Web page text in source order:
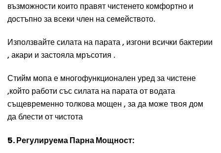
възможности които правят чистенето комфортно и
достъпно за всеки член на семейството.
Използвайте силата на парата , изгони всички бактерии
, акари и застояла мръсотия .
Стийм мопа е многофункционален уред за чистене
,който работи със силата на парата от водата
същевременно толкова мощен , за да може твоя дом
да блести от чистота
5. Регулируема Парна Мощност: